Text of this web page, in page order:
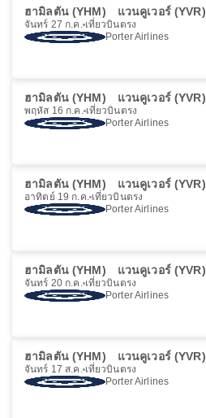
ฮามิลตัน (YHM) แวนคูเวอร์ (YVR)
จันทร์ 27 ก.ค. เที่ยวบินตรง
Porter Airlines
ฮามิลตัน (YHM) แวนคูเวอร์ (YVR)
พฤหัส 16 ก.ค. เที่ยวบินตรง
Porter Airlines
ฮามิลตัน (YHM) แวนคูเวอร์ (YVR)
อาทิตย์ 19 ก.ค. เที่ยวบินตรง
Porter Airlines
ฮามิลตัน (YHM) แวนคูเวอร์ (YVR)
จันทร์ 20 ก.ค. เที่ยวบินตรง
Porter Airlines
ฮามิลตัน (YHM) แวนคูเวอร์ (YVR)
จันทร์ 17 ส.ค. เที่ยวบินตรง
Porter Airlines